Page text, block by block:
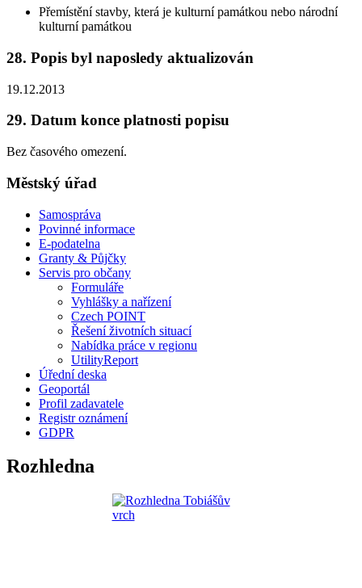
Přemístění stavby, která je kulturní památkou nebo národní
kulturní památkou
28. Popis byl naposledy aktualizován
19.12.2013
29. Datum konce platnosti popisu
Bez časového omezení.
Městský úřad
Samospráva
Povinné informace
E-podatelna
Granty & Půjčky
Servis pro občany
Formuláře
Vyhlášky a nařízení
Czech POINT
Řešení životních situací
Nabídka práce v regionu
UtilityReport
Úřední deska
Geoportál
Profil zadavatele
Registr oznámení
GDPR
Rozhledna